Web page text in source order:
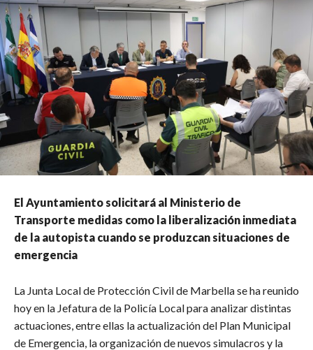
El Ayuntamiento solicitará al Ministerio de
Transporte medidas como la liberalización inmediata
de la autopista cuando se produzcan situaciones de
emergencia
La Junta Local de Protección Civil de Marbella se ha reunido
hoy en la Jefatura de la Policía Local para analizar distintas
actuaciones, entre ellas la actualización del Plan Municipal
de Emergencia, la organización de nuevos simulacros y la